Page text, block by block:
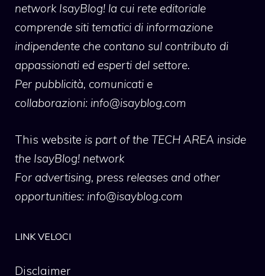
network IsayBlog! la cui rete editoriale
comprende siti tematici di informazione
indipendente che contano sul contributo di
appassionati ed esperti del settore.
Per pubblicità, comunicati e
collaborazioni: info@isayblog.com
This website is part of the TECH AREA inside
the IsayBlog! network
For advertising, press releases and other
opportunities: info@isayblog.com
LINK VELOCI
Disclaimer